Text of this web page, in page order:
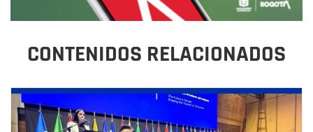
CONTENIDOS RELACIONADOS